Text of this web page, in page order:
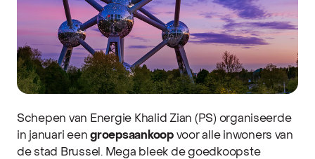
Schepen van Energie Khalid Zian (PS) organiseerde
in januari eengroepsaankoopvoor alle inwoners van
de stad Brussel. Mega bleek de goedkoopste